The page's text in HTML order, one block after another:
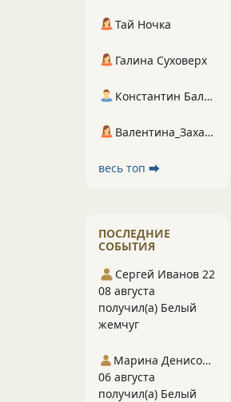
Тай Ночка
Галина Суховерх
Константин Балухта
Валентина_Захарова
весь топ ⮕
ПОСЛЕДНИЕ
СОБЫТИЯ
Сергей Иванов 22
08 августа
получил(а) Белый
жемчуг
Марина Денисова 5
06 августа
получил(а) Белый